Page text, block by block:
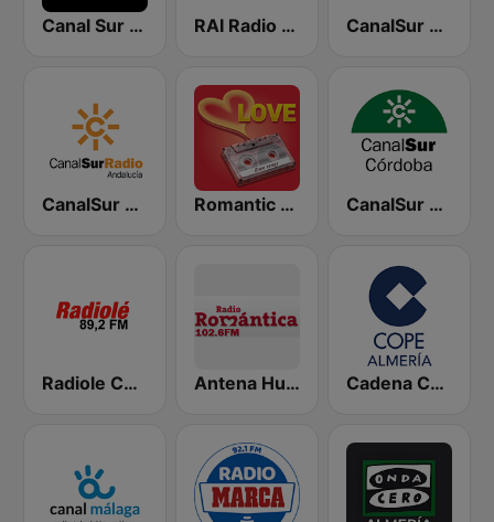
Canal Sur Radio Música RAI Radio Andalucía Información CanalSur Radio Almería
CanalSur Radio Andalucía Romantic Vibes CanalSur Radio Córdoba
Radiole Costa de la Luz Antena Huelva Radio Romantica Cadena COPE Almería